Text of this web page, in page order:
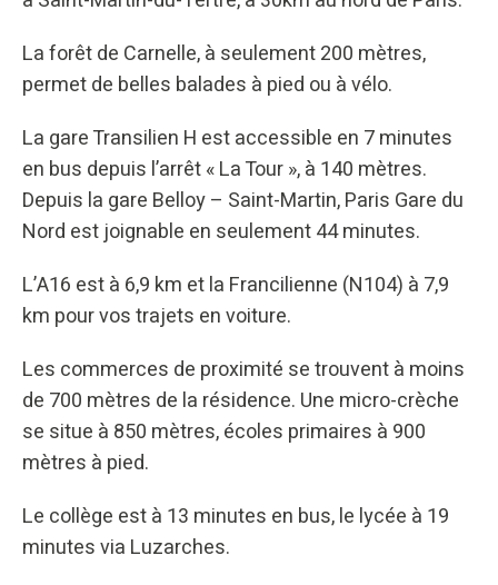
La forêt de Carnelle, à seulement 200 mètres,
permet de belles balades à pied ou à vélo.
La gare Transilien H est accessible en 7 minutes
en bus depuis l’arrêt « La Tour », à 140 mètres.
Depuis la gare Belloy – Saint-Martin, Paris Gare du
Nord est joignable en seulement 44 minutes.
L’A16 est à 6,9 km et la Francilienne (N104) à 7,9
km pour vos trajets en voiture.
Les commerces de proximité se trouvent à moins
de 700 mètres de la résidence. Une micro-crèche
se situe à 850 mètres, écoles primaires à 900
mètres à pied.
Le collège est à 13 minutes en bus, le lycée à 19
minutes via Luzarches.